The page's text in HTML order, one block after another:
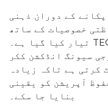
کے دوران ذہنی
خصوصیات کے ساتھ
تیار کیا گیا ہے۔ TECIGBT (درجہ حرارت اوور کرنٹ
انڈکشن ککر) ٹیکنالوجی خود بخود درجہ
کرتی ہے تاکہ زیادہ
آپریشن کو یقینی
بنایا جا سکے۔